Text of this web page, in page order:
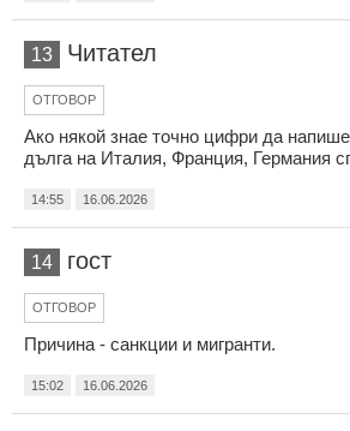
13 Читател
ОТГОВОР
Ако някой знае точно цифри да
дълга на Италия, Франция, Германия
14:55 16.06.2026
14 гост
ОТГОВОР
Причина - санкции и мигранти.
15:02 16.06.2026